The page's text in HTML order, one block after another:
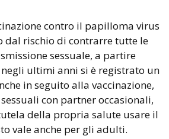
contro il papilloma virus
dal rischio di contrarre tutte le
sessuale, a partire
ultimi anni si è registrato un
in seguito alla vaccinazione,
con partner occasionali,
della propria salute usare il
vale anche per gli adulti.